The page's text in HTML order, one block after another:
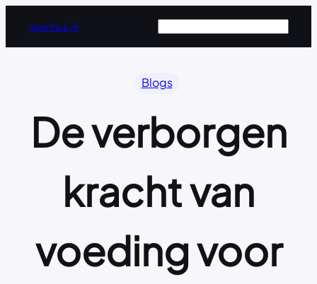
de
guantsui.nl
Blogs
De verborgen
kracht van
voeding voor